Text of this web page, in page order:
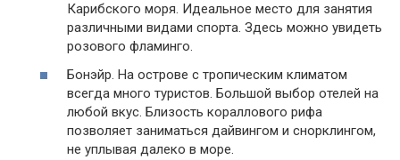
Карибского моря. Идеальное место для занятия
различными видами спорта. Здесь можно увидеть
розового фламинго.
Бонэйр. На острове с тропическим климатом
всегда много туристов. Большой выбор отелей на
любой вкус. Близость кораллового рифа
позволяет заниматься дайвингом и снорклингом,
не уплывая далеко в море.